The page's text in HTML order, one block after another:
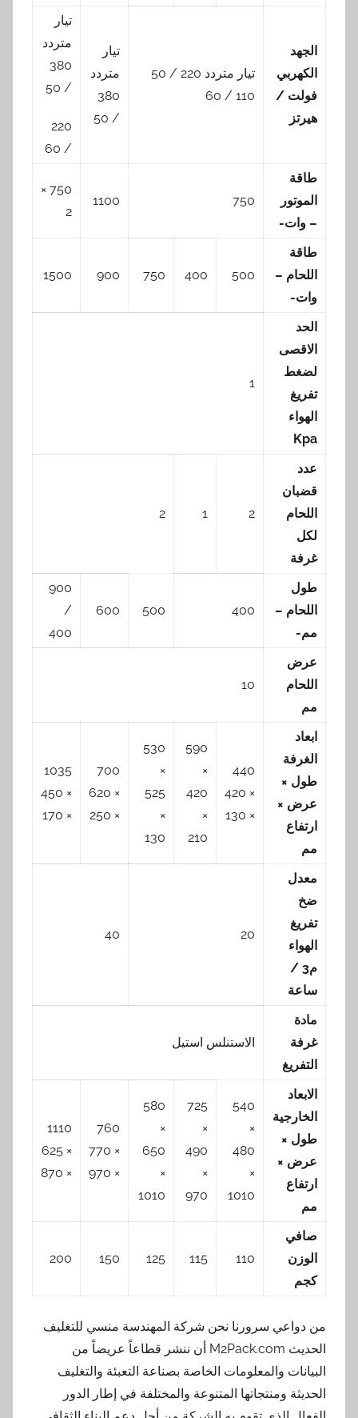
الجهد
الكهربي
فولت /
هيرتز
تيار متردد 220 / 50
110 / 60
تيار
متردد
380
/ 50
تيار
متردد
380
/ 50
220
/ 60
طاقة
الموتور
– وات-
750
1100
750 ×
2
طاقة
اللحام –
وات-
500
400
750
900
1500
الحد
الاقصى
لضغط
تفريغ
الهواء
Kpa
1
عدد
قضبان
اللحام
لكل
غرفة
2
1
2
طول
اللحام –
مم-
400
500
600
900
/
400
عرض
اللحام
مم
10
ابعاد
الغرفة
طول ×
عرض ×
ارتفاع
مم
440
× 420
× 130
590
×
420
×
210
530
×
525
×
130
700
× 620
× 250
1035
× 450
× 170
معدل
ضخ
تفريغ
الهواء
م3 /
ساعة
20
40
مادة
غرفة
التفريغ
الاستنلس استيل
الابعاد
الخارجية
طول ×
عرض ×
ارتفاع
مم
540
×
480
×
1010
725
×
490
×
970
580
×
650
×
1010
760
× 770
× 970
1110
× 625
× 870
صافي
الوزن
كجم
110
115
125
150
200
من دواعي سرورنا نحن شركة المهندسة منسي للتغليف
الحديث M2Pack.com أن ننشر قطاعاً عريضاً من
البيانات والمعلومات الخاصة بصناعة التعبئة والتغليف
الحديثة ومنتجاتها المتنوعة والمختلفة في إطار الدور